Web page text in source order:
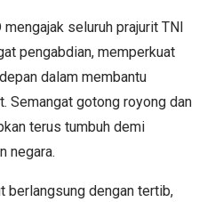
seluruh prajurit TNI
pengabdian, memperkuat
dalam membantu
Semangat gotong royong dan
terus tumbuh demi
negara.
berlangsung dengan tertib,